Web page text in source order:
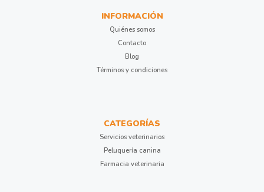
INFORMACIÓN
Quiénes somos
Contacto
Blog
Términos y condiciones
CATEGORÍAS
Servicios veterinarios
Peluquería canina
Farmacia veterinaria